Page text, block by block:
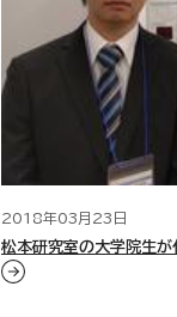
2018年03月23日
松本研究室の大学院生